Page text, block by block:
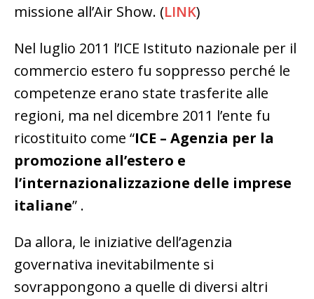
missione all’Air Show. (LINK)
Nel luglio 2011 l’ICE Istituto nazionale per il
commercio estero fu soppresso perché le
competenze erano state trasferite alle
regioni, ma nel dicembre 2011 l’ente fu
ricostituito come “ICE – Agenzia per la
promozione all’estero e
l’internazionalizzazione delle imprese
italiane” .
Da allora, le iniziative dell’agenzia
governativa inevitabilmente si
sovrappongono a quelle di diversi altri